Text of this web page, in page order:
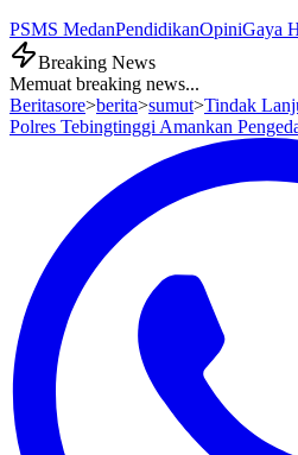
PSMS MedanPendidikanOpiniGaya
Breaking News
Memuat breaking news...
Beritasore>berita>sumut>Tindak
Polres Tebingtinggi Amankan